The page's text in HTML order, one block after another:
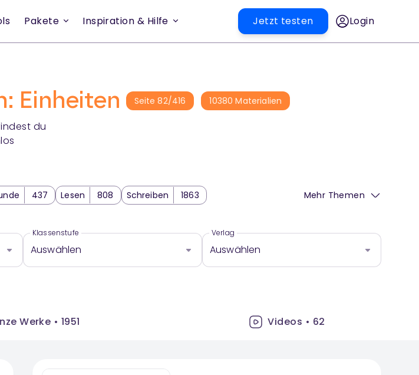
Pakete Inspiration & Hilfe Jetzt testen Login
Einheiten Seite82/416 10380 Materialien
du
437 Lesen 808 Schreiben
1863
Mehr Themen
Klassenstufe
Auswählen
Verlag
Auswählen
Werke • 1951 Videos • 62